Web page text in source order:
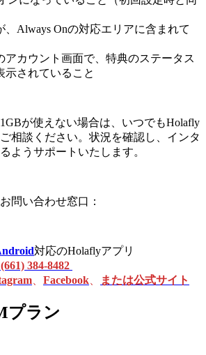
、Always Onの対応エリアに含まれて
アカウント画面で、特典のステータス
示されていること
が使えない場合は、いつでもHolafly
相談ください。状況を確認し、インタ
ようサポートいたします。
問い合わせ窓口：
対応のHolaflyアプリ
384-8482
Facebook または公式サイト
プラン